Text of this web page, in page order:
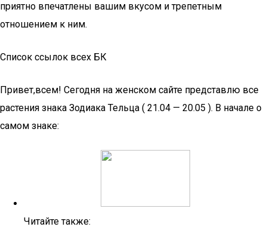
приятно впечатлены вашим вкусом и трепетным
отношением к ним.
Список ссылок всех БК
Привет,всем! Сегодня на женском сайте представлю все
растения знака Зодиака Тельца ( 21.04 — 20.05 ). В начале о
самом знаке:
Читайте также: